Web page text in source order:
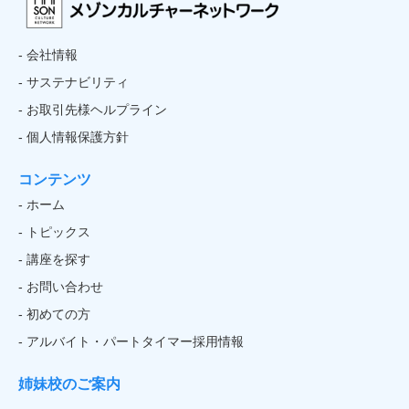
- 会社情報
- サステナビリティ
- お取引先様ヘルプライン
- 個人情報保護方針
コンテンツ
- ホーム
- トピックス
- 講座を探す
- お問い合わせ
- 初めての方
- アルバイト・パートタイマー採用情報
姉妹校のご案内